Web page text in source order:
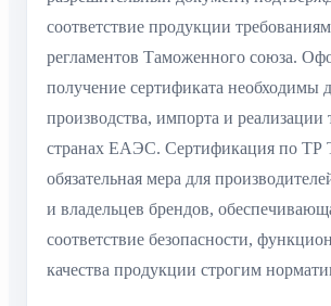
соответствие продукции
регламентов Таможенного союза.
получение сертификата необходимы
производства, импорта и реализации
странах ЕАЭС. Сертификация по
обязательная мера для
и владельцев брендов,
соответствие безопасности,
качества продукции строгим